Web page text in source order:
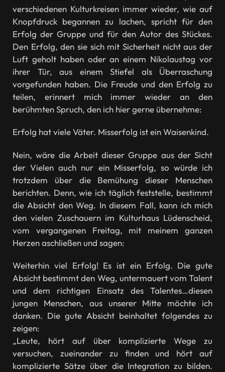
verschiedenen Kulturkreisen immer wieder, wie auf
Knopfdruck begannen zu lachen, spricht für den
Erfolg der Gruppe und für den Autor des Stückes.
Den Erfolg, den sie sich mit Sicherheit nicht aus der
Luft geholt haben oder an einem Nikolaustag vor
ihrer Tür, aus einem Stiefel als Überraschung
vorgefunden haben. Die Freude und den Erfolg zu
teilen, erinnert mich immer wieder an den
berühmten Spruch, den ich hier gerne übernehme:
Erfolg hat viele Väter. Misserfolg ist ein Waisenkind.
Nein, wäre die Arbeit dieser Gruppe aus der Sicht
der Vielen auch nur ein Misserfolg, so würde ich
trotzdem über die Bemühung dieser Menschen
berichten. Denn, wie ich täglich feststelle, bestimmt
die Absicht den Weg. In diesem Fall, kann ich mich
den vielen Zuschauern im Kulturhaus Lüdenscheid,
vom vergangenen Freitag, mit meinem ganzen
Herzen aschließen und sagen:
Weiterhin viel Erfolg! Es ist ein Erfolg. Die gute
Absicht bestimmt den Weg, untermauert vom Talent
und dem richtigen Einsatz des Talentes…diesen
jungen Menschen, aus unserer Mitte möchte ich
danken. Die gute Absicht beinhaltet folgendes zu
zeigen:
„Leute, hört auf über komplizierte Wege zu
versuchen, zueinander zu finden und hört auf
komplizierte Sätze über die Integration zu bilden.